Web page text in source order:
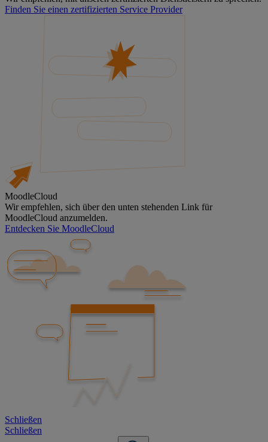
Finden Sie einen zertifizierten Service Provider
MoodleCloud
Wir empfehlen, sich über den unten stehenden Link für
MoodleCloud anzumelden.
Entdecken Sie MoodleCloud
Schließen
Schließen